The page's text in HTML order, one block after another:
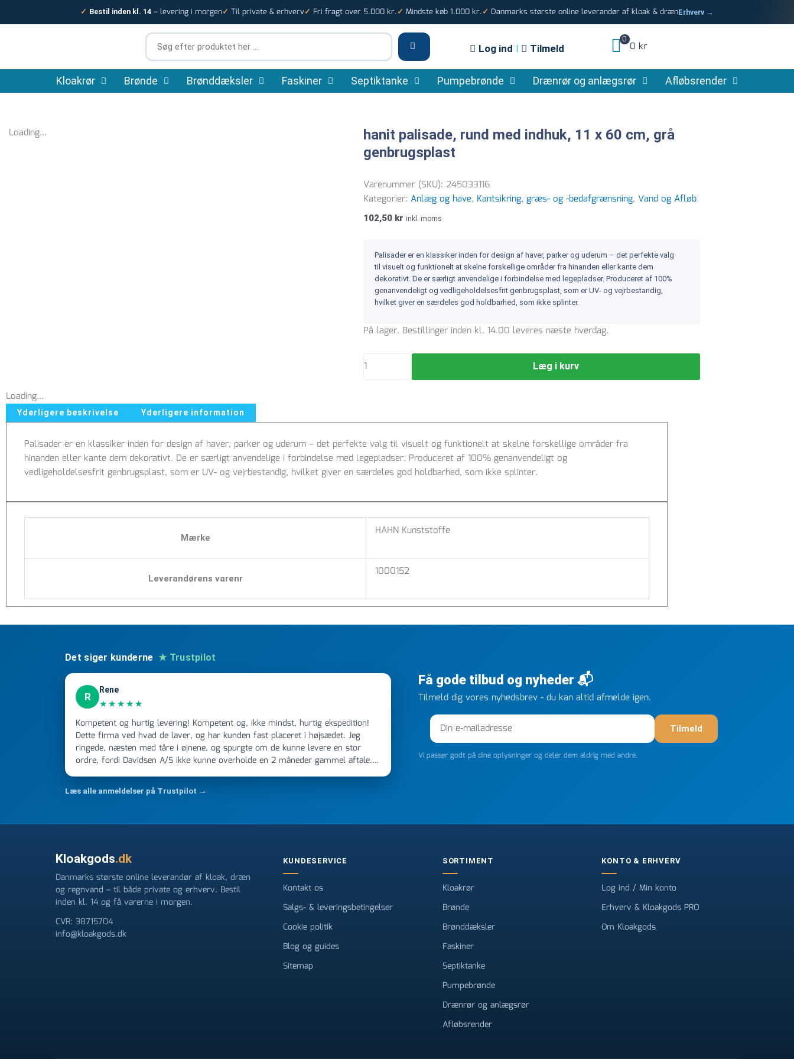
til
✓ Bestil inden kl. 14 – levering i morgen✓ Til private & erhverv✓ Fri fragt over 5.000 kr. ✓ Mindste køb 1.000 kr. ✓ Danmarks største online leverandør af kloak & drænErhverv →
Søg
efter
produktet
her
…
Log ind | Tilmeld
0
0 kr
Kloakrør Brønde Brønddæksler Faskiner Septiktanke Pumpebrønde Drænrør og anlægsrør Afløbsrender
Loading...
hanit palisade, rund med indhuk, 11 x 60 cm, grå
genbrugsplast
Varenummer (SKU): 245033116
Kategorier: Anlæg og have, Kantsikring, græs- og -bedafgrænsning, Vand og Afløb
102,50 kr inkl. moms
Palisader er en klassiker inden for design af haver, parker og uderum – det perfekte valg
til visuelt og funktionelt at skelne forskellige områder fra hinanden eller kante dem
dekorativt. De er særligt anvendelige i forbindelse med legepladser. Produceret af 100%
genanvendeligt og vedligeholdelsesfrit genbrugsplast, som er UV- og vejrbestandig,
hvilket giver en særdeles god holdbarhed, som ikke splinter.
På lager. Bestillinger inden kl. 14.00 leveres næste hverdag.
hanit
med
cm,
grå
genbrugsplast
Læg i kurv
Loading...
Yderligere beskrivelse Yderligere information
Palisader er en klassiker inden for design af haver, parker og uderum – det perfekte valg til visuelt og funktionelt at skelne forskellige områder fra
hinanden eller kante dem dekorativt. De er særligt anvendelige i forbindelse med legepladser. Produceret af 100% genanvendeligt og
vedligeholdelsesfrit genbrugsplast, som er UV- og vejrbestandig, hvilket giver en særdeles god holdbarhed, som ikke splinter.
Mærke HAHN Kunststoffe
Leverandørens varenr 1000152
Det siger kunderne ★ Trustpilot
R
Rene
★★★★★
Kompetent og hurtig levering! Kompetent og, ikke mindst, hurtig ekspedition!
Dette firma ved hvad de laver, og har kunden fast placeret i højsædet. Jeg
ringede, næsten med tåre i øjnene, og spurgte om de kunne levere en stor
ordre, fordi Davidsen A/S ikke kunne overholde en 2 måneder gammel aftale.
ikke få armene ned, og næste gang jeg skal bruge noget, vil jeg ringe til dem
FØRST. De varmeste og venligste hilsner fra Rene
Læs alle anmeldelser på Trustpilot →
Få gode tilbud og nyheder 📬
Tilmeld dig vores nyhedsbrev - du kan altid afmelde igen.
Tilmeld
Vi passer godt på dine oplysninger og deler dem aldrig med andre.
Kloakgods.dk
Danmarks største online leverandør af kloak, dræn
og regnvand – til både private og erhverv. Bestil
inden kl. 14 og få varerne i morgen.
CVR: 38715704
info@kloakgods.dk
KUNDESERVICE
Kontakt os
Salgs- & leveringsbetingelser
Cookie politik
Blog og guides
Sitemap
SORTIMENT
Kloakrør
Brønde
Brønddæksler
Faskiner
Septiktanke
Pumpebrønde
Drænrør og anlægsrør
Afløbsrender
KONTO & ERHVERV
Log ind / Min konto
Erhverv & Kloakgods PRO
Om Kloakgods